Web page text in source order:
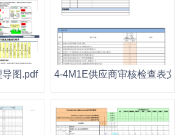
导图.pdf 4-4M1E供应商审核检查表文